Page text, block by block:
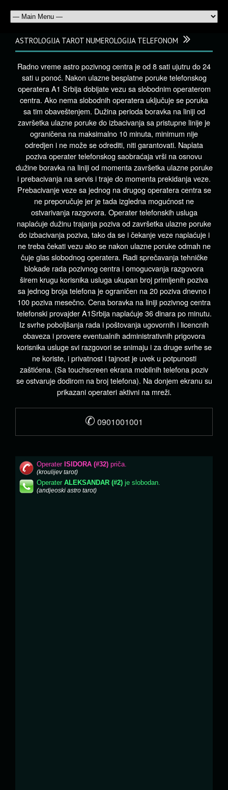
ASTROLOGIJA TAROT NUMEROLOGIJA TELEFONOM
Radno vreme astro pozivnog centra je od 8 sati ujutru do 24
sati u ponoć. Nakon ulazne besplatne poruke telefonskog
operatera A1 Srbija dobijate vezu sa slobodnim operaterom
centra. Ako nema slobodnih operatera uključuje se poruka
sa tim obaveštenjem. Dužina perioda boravka na liniji od
završetka ulazne poruke do izbacivanja sa pristupne linije je
ograničena na maksimalno 10 minuta, minimum nije
odredjen i ne može se odrediti, niti garantovati. Naplata
poziva operater telefonskog saobraćaja vrši na osnovu
dužine boravka na liniji od momenta završetka ulazne poruke
i prebacivanja na servis i traje do momenta prekidanja veze.
Prebacivanje veze sa jednog na drugog operatera centra se
ne preporučuje jer je tada izgledna mogućnost ne
ostvarivanja razgovora. Operater telefonskih usluga
naplaćuje dužinu trajanja poziva od završetka ulazne poruke
do izbacivanja poziva, tako da se i čekanje veze naplaćuje i
ne treba čekati vezu ako se nakon ulazne poruke odmah ne
čuje glas slobodnog operatera. Radi sprečavanja tehničke
blokade rada pozivnog centra i omogucvanja razgovora
širem krugu korisnika usluga ukupan broj primljenih poziva
sa jednog broja telefona je ograničen na 20 poziva dnevno i
100 poziva mesečno. Cena boravka na liniji pozivnog centra
telefonski provajder A1Srbija naplaćuje 36 dinara po minutu.
Iz svrhe poboljšanja rada i poštovanja ugovornih i licencnih
obaveza i provere eventualnih administrativnih prigovora
korisnika usluge svi razgovori se snimaju i za druge svrhe se
ne koriste, i privatnost i tajnost je uvek u potpunosti
zaštićena. (Sa touchscreen ekrana mobilnih telefona poziv
se ostvaruje dodirom na broj telefona). Na donjem ekranu su
prikazani operateri aktivni na mreži.
✆ 0901001001